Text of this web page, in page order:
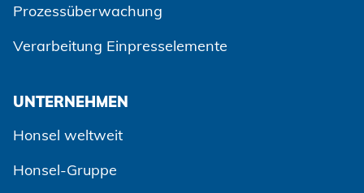
Prozessüberwachung
Verarbeitung Einpresselemente
UNTERNEHMEN
Honsel weltweit
Honsel-Gruppe